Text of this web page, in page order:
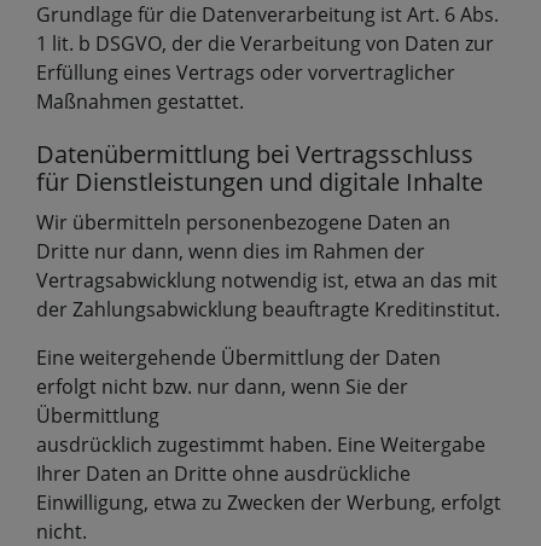
Grundlage für die Datenverarbeitung ist Art. 6 Abs.
1 lit. b DSGVO, der die Verarbeitung von Daten zur
Erfüllung eines Vertrags oder vorvertraglicher
Maßnahmen gestattet.
Datenübermittlung bei Vertragsschluss
für Dienstleistungen und digitale Inhalte
Wir übermitteln personenbezogene Daten an
Dritte nur dann, wenn dies im Rahmen der
Vertragsabwicklung notwendig ist, etwa an das mit
der Zahlungsabwicklung beauftragte Kreditinstitut.
Eine weitergehende Übermittlung der Daten
erfolgt nicht bzw. nur dann, wenn Sie der
Übermittlung
ausdrücklich zugestimmt haben. Eine Weitergabe
Ihrer Daten an Dritte ohne ausdrückliche
Einwilligung, etwa zu Zwecken der Werbung, erfolgt
nicht.